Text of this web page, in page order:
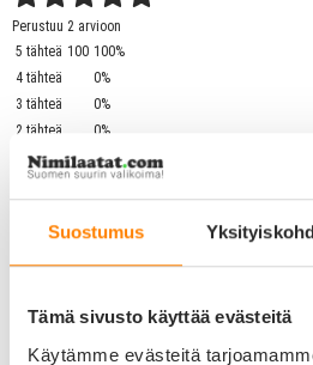
Suostumus
Tämä sivusto käyttää evästeitä
Käytämme evästeitä
Perustuu 2 arvioon
5 tähteä 100 100%
4 tähteä
0%
3 tähteä
0%
2 tähteä
0%
1 tähti
0%
1-2 2:n arvosteluista
Nea Rosenlund
Vahvistettu ostaja